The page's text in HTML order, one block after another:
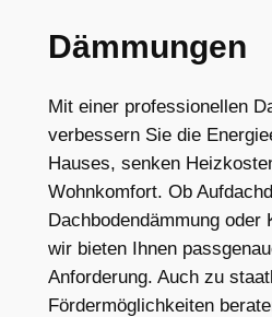
Dämmungen
Mit einer professionellen
verbessern Sie die
Hauses, senken
Wohnkomfort. Ob
Dachbodendämmung oder
wir bieten Ihnen
Anforderung. Auch zu
Fördermöglichkeiten